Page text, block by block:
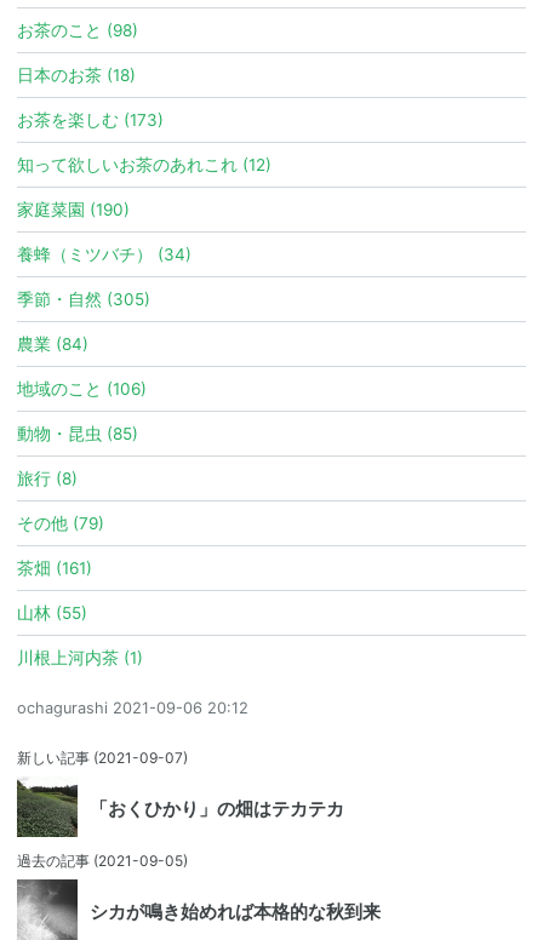
お茶のこと (98)
日本のお茶 (18)
お茶を楽しむ (173)
知って欲しいお茶のあれこれ (12)
家庭菜園 (190)
養蜂（ミツバチ） (34)
季節・自然 (305)
農業 (84)
地域のこと (106)
動物・昆虫 (85)
旅行 (8)
その他 (79)
茶畑 (161)
山林 (55)
川根上河内茶 (1)
ochagurashi 2021-09-06 20:12
新しい記事 (2021-09-07)
「おくひかり」の畑はテカテカ
過去の記事 (2021-09-05)
シカが鳴き始めれば本格的な秋到来